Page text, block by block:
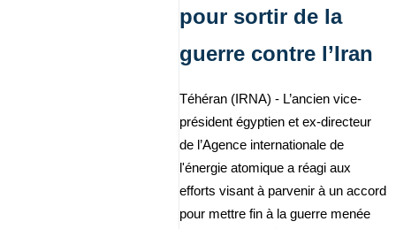
pour sortir de la
guerre contre l’Iran
Téhéran (IRNA) - L’ancien vice-
président égyptien et ex-directeur
de l’Agence internationale de
l'énergie atomique a réagi aux
efforts visant à parvenir à un accord
pour mettre fin à la guerre menée